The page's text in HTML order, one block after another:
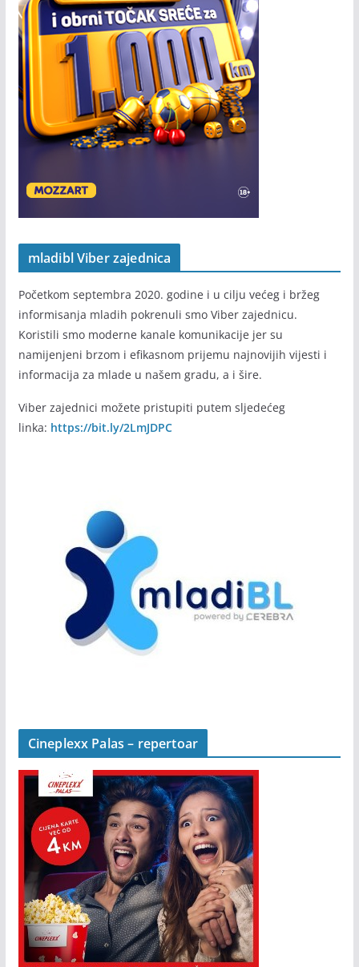
mladibl Viber zajednica
Početkom septembra 2020. godine i u cilju većeg i bržeg
Koristili smo moderne kanale komunikacije jer su
namijenjeni brzom i efikasnom prijemu najnovijih vijesti i
https://bit.ly/2LmJDPC
Cineplexx Palas – repertoar